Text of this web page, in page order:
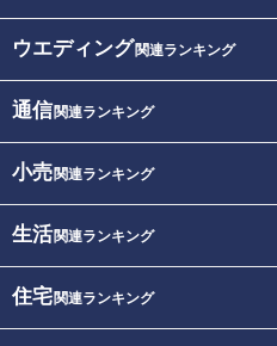
ウエディング関連ランキング
通信関連ランキング
小売関連ランキング
生活関連ランキング
住宅関連ランキング